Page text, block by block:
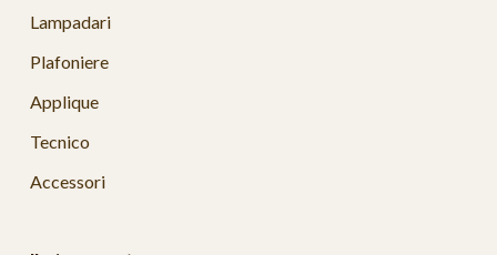
Lampadari
Plafoniere
Applique
Tecnico
Accessori